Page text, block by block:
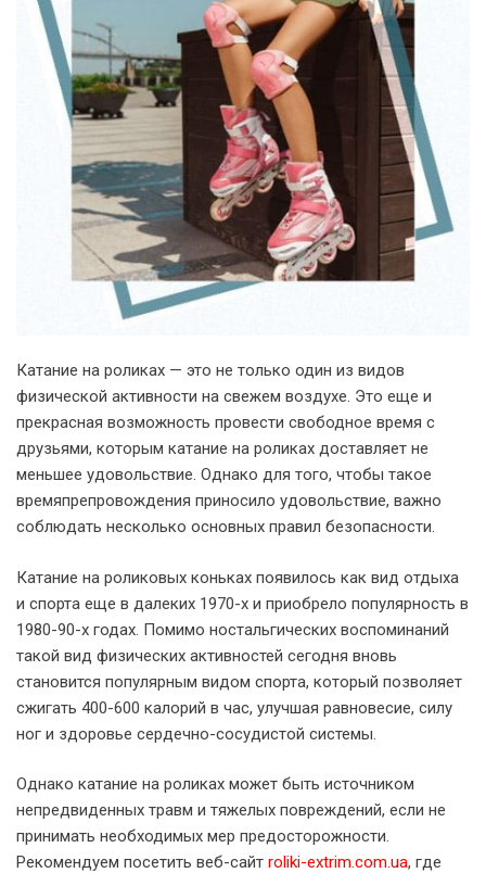
Катание на роликах — это не только один из видов
физической активности на свежем воздухе. Это еще и
прекрасная возможность провести свободное время с
друзьями, которым катание на роликах доставляет не
меньшее удовольствие. Однако для того, чтобы такое
времяпрепровождения приносило удовольствие, важно
соблюдать несколько основных правил безопасности.
Катание на роликовых коньках появилось как вид отдыха
и спорта еще в далеких 1970-х и приобрело популярность в
1980-90-х годах. Помимо ностальгических воспоминаний
такой вид физических активностей сегодня вновь
становится популярным видом спорта, который позволяет
сжигать 400-600 калорий в час, улучшая равновесие, силу
ног и здоровье сердечно-сосудистой системы.
Однако катание на роликах может быть источником
непредвиденных травм и тяжелых повреждений, если не
принимать необходимых мер предосторожности.
Рекомендуем посетить веб-сайт roliki-extrim.com.ua, где